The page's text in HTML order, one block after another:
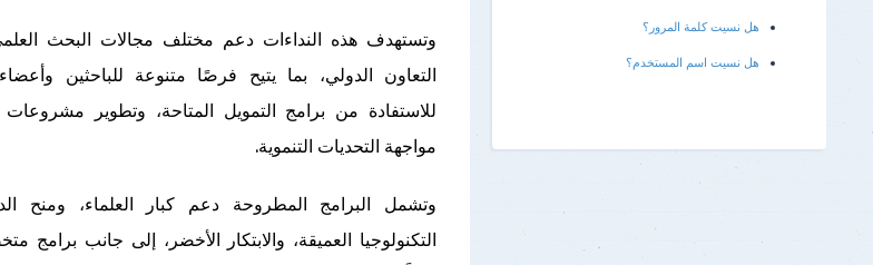
وتستهدف هذه النداءات دعم مختلف مجالات البحث
التعاون الدولي، بما يتيح فرصًا متنوعة للباحثين
للاستفادة من برامج التمويل المتاحة، وتطوير
مواجهة التحديات التنموية.
وتشمل البرامج المطروحة دعم كبار العلماء، ومنح
التكنولوجيا العميقة، والابتكار الأخضر، إلى جانب برامج
هل نسيت كلمة المرور؟
هل نسيت اسم المستخدم؟